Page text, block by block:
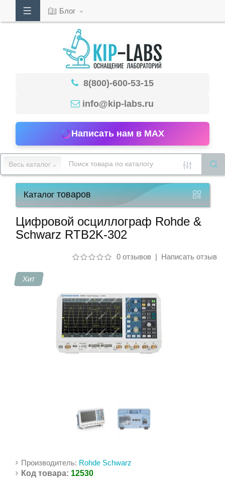
53-
15
работы
Блог
8(800)-600-53-15
info@kip-labs.ru
Написать нам в MAX
Весь каталог
Каталогтоваров
Цифровой осциллограф Rohde &
Schwarz RTB2K-302
0 отзывов| Написать отзыв
Хит
Производитель: Rohde Schwarz
Код товара: 12530